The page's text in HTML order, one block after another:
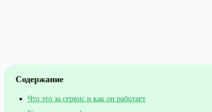
Содержание
Что это за сервис и как он работает